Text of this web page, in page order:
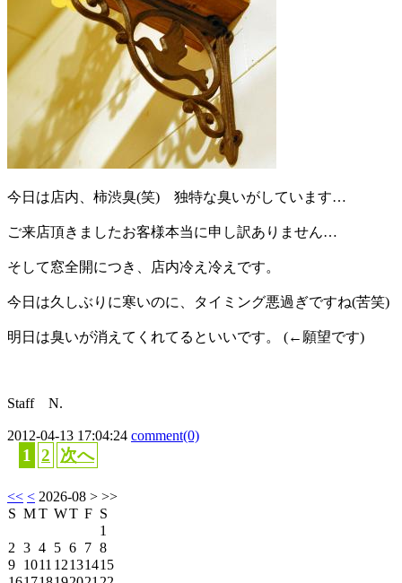
今日は店内、柿渋臭(笑) 独特な臭いがしています…
ご来店頂きましたお客様本当に申し訳ありません…
そして窓全開につき、店内冷え冷えです。
今日は久しぶりに寒いのに、タイミング悪過ぎですね(苦笑)
明日は臭いが消えてくれてるといいです。 (←願望です)
Staff N.
2012-04-13 17:04:24 comment(0)
1 2 次へ
<< < 2026-08 > >>
S MT WT F S
1
2 3 4 5 6 7 8
9 1011 12131415